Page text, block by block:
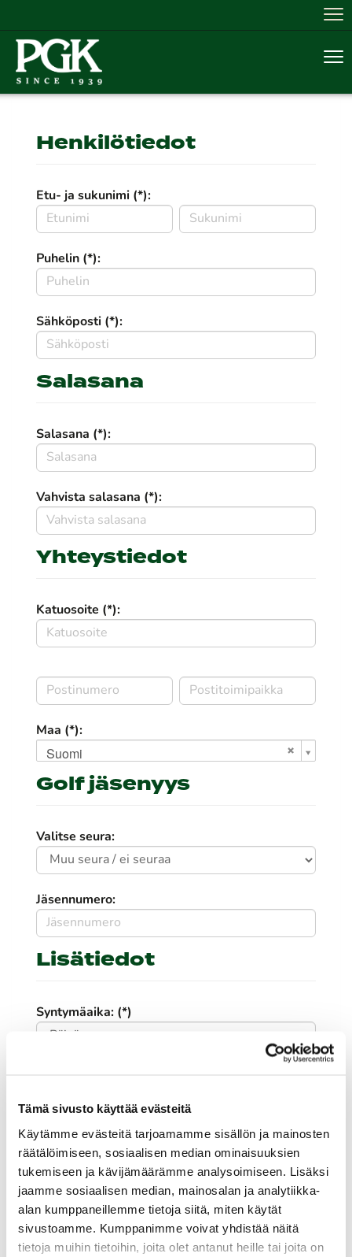
Tämä sivusto käyttää evästeitä
Käytämme evästeitä tarjoamamme sisällön ja mainosten
räätälöimiseen, sosiaalisen median ominaisuuksien
tukemiseen ja kävijämäärämme analysoimiseen. Lisäksi
jaamme sosiaalisen median, mainosalan ja analytiikka-
alan kumppaneillemme tietoja siitä, miten käytät
sivustoamme. Kumppanimme voivat yhdistää näitä
tietoja muihin tietoihin, joita olet antanut heille tai joita on
Henkilötiedot
Etu- ja sukunimi (*):
Puhelin (*):
Sähköposti (*):
Salasana
Salasana (*):
Vahvista salasana (*):
Yhteystiedot
Katuosoite (*):
Maa (*):
Suomi
Golf jäsenyys
Valitse seura:
Jäsennumero:
Lisätiedot
Syntymäaika: (*)
Sukupuoli:
Rekisteröidy
Haluan tilata Kalafornia uutiskirjeen
Olen lukenuttietosuojaselosteenja hyväksyn